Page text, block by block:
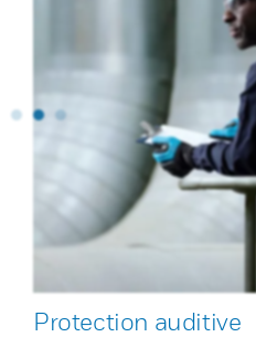
Protection auditive